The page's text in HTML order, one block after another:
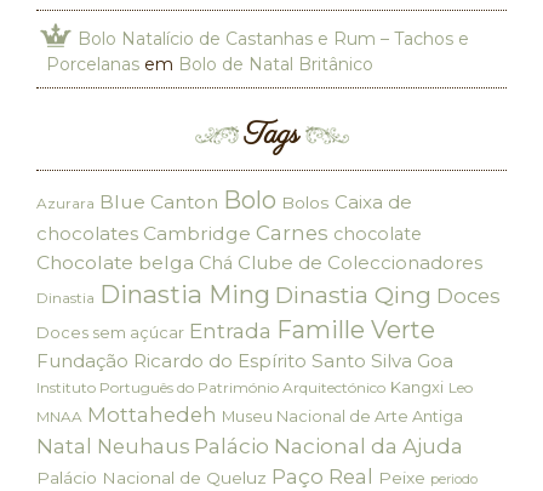
Bolo Natalício de Castanhas e Rum – Tachos e
Porcelanas em Bolo de Natal Britânico
Tags
Azurara Blue Canton Bolo Bolos Caixa de
chocolates Cambridge Carnes chocolate
Chocolate belga Chá Clube de Coleccionadores
Dinastia Dinastia Ming Dinastia Qing Doces
Doces sem açúcar Entrada Famille Verte
Fundação Ricardo do Espírito Santo Silva Goa
Instituto Português do Património Arquitectónico Kangxi Leo
MNAA Mottahedeh Museu Nacional de Arte Antiga
Natal Neuhaus Palácio Nacional da Ajuda
Palácio Nacional de Queluz Paço Real Peixe periodo